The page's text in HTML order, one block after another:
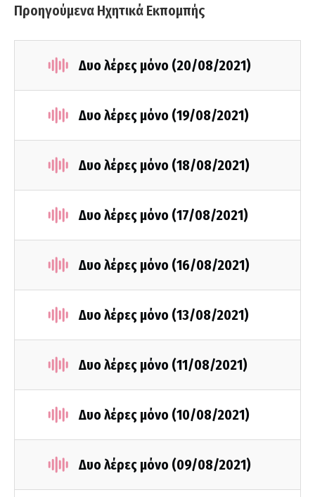
Προηγούμενα Ηχητικά Εκπομπής
Δυο λέρες μόνο (20/08/2021)
Δυο λέρες μόνο (19/08/2021)
Δυο λέρες μόνο (18/08/2021)
Δυο λέρες μόνο (17/08/2021)
Δυο λέρες μόνο (16/08/2021)
Δυο λέρες μόνο (13/08/2021)
Δυο λέρες μόνο (11/08/2021)
Δυο λέρες μόνο (10/08/2021)
Δυο λέρες μόνο (09/08/2021)